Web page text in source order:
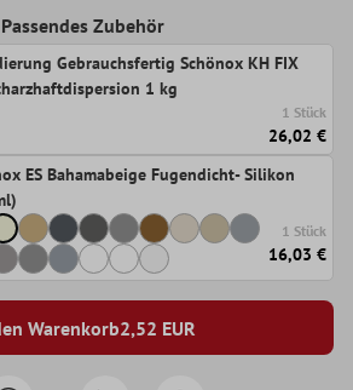
Passendes Zubehör
Gebrauchsfertig Schönox KH FIX
1 kg
1 Stück
26,02 €
ES Bahamabeige Fugendicht- Silikon
1 Stück
16,03 €
Warenkorb2,52 EUR